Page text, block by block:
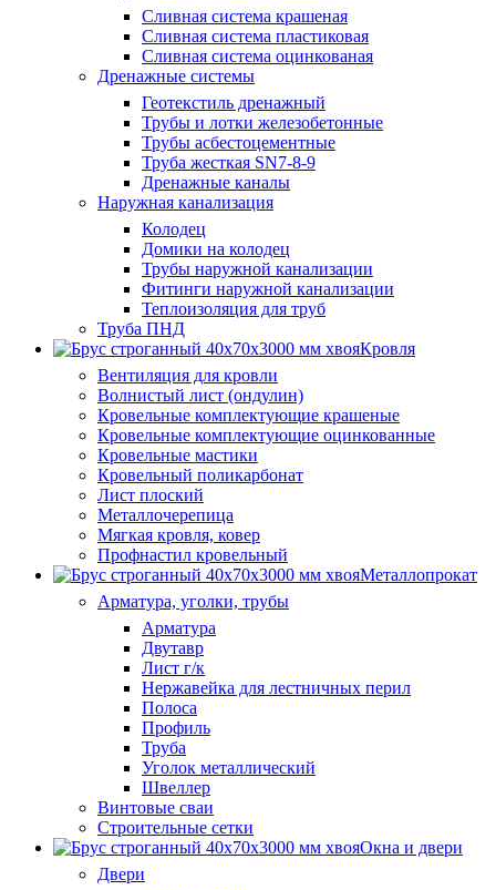
Сливная система крашеная
Сливная система пластиковая
Сливная система оцинкованая
Дренажные системы
Геотекстиль дренажный
Трубы и лотки железобетонные
Трубы асбестоцементные
Труба жесткая SN7-8-9
Дренажные каналы
Наружная канализация
Колодец
Домики на колодец
Трубы наружной канализации
Фитинги наружной канализации
Теплоизоляция для труб
Труба ПНД
Кровля
Вентиляция для кровли
Волнистый лист (ондулин)
Кровельные комплектующие крашеные
Кровельные комплектующие оцинкованные
Кровельные мастики
Кровельный поликарбонат
Лист плоский
Металлочерепица
Мягкая кровля, ковер
Профнастил кровельный
Металлопрокат
Арматура, уголки, трубы
Арматура
Двутавр
Лист г/к
Нержавейка для лестничных перил
Полоса
Профиль
Труба
Уголок металлический
Швеллер
Винтовые сваи
Строительные сетки
Окна и двери
Двери